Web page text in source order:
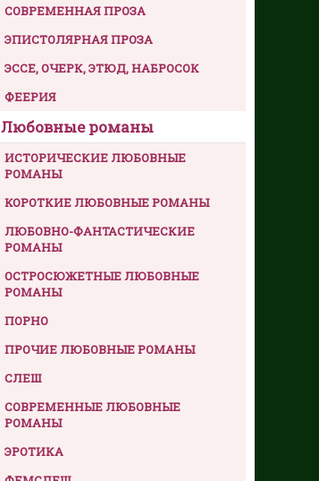
СОВРЕМЕННАЯ ПРОЗА
ЭПИСТОЛЯРНАЯ ПРОЗА
ЭССЕ, ОЧЕРК, ЭТЮД, НАБРОСОК
ФЕЕРИЯ
Любовные романы
ИСТОРИЧЕСКИЕ ЛЮБОВНЫЕ
РОМАНЫ
КОРОТКИЕ ЛЮБОВНЫЕ РОМАНЫ
ЛЮБОВНО-ФАНТАСТИЧЕСКИЕ
РОМАНЫ
ОСТРОСЮЖЕТНЫЕ ЛЮБОВНЫЕ
РОМАНЫ
ПОРНО
ПРОЧИЕ ЛЮБОВНЫЕ РОМАНЫ
СЛЕШ
СОВРЕМЕННЫЕ ЛЮБОВНЫЕ
РОМАНЫ
ЭРОТИКА